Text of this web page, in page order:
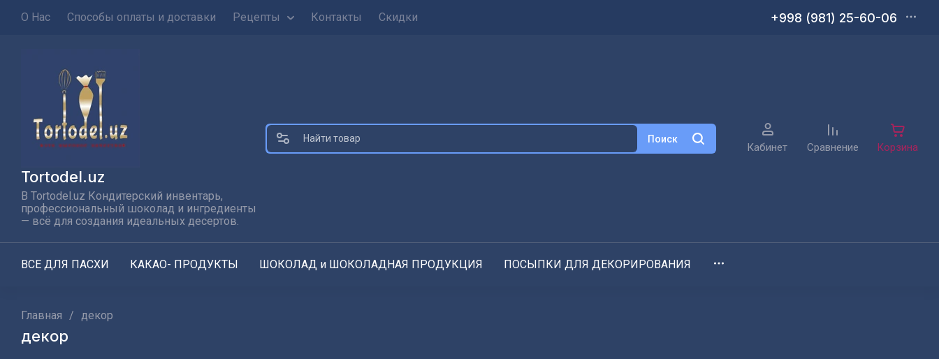
О Нас Способы оплаты и доставки Рецепты Контакты Скидки +998 (981) 25-60-06
Tortodel.uz
В Tortodel.uz Кондитерский инвентарь,
профессиональный шоколад и ингредиенты
— всё для создания идеальных десертов.
Поиск
Кабинет Сравнение Корзина
ВСЕ ДЛЯ ПАСХИ КАКАО- ПРОДУКТЫ ШОКОЛАД и ШОКОЛАДНАЯ ПРОДУКЦИЯ ПОСЫПКИ ДЛЯ ДЕКОРИРОВАНИЯ
Главная / декор
декор